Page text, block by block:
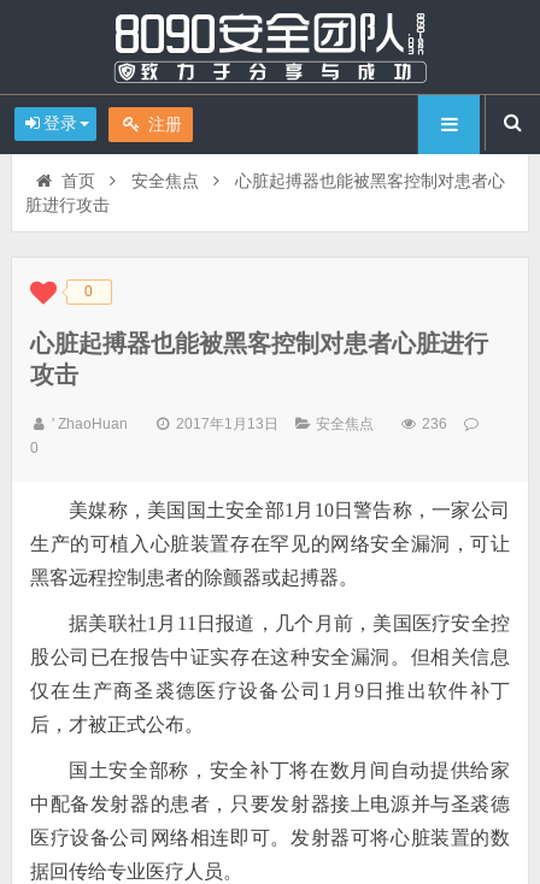
登录 注册
首页 安全焦点
心脏起搏器也能被黑客控制对患者心
脏进行攻击
◆◆ 0
心脏起搏器也能被黑客控制对患者心脏进行
攻击
' ZhaoHuan 2017年1月13日 安全焦点
236
0
美媒称，美国国土安全部1月10日警告称，一家公司
生产的可植入心脏装置存在罕见的网络安全漏洞，可让
黑客远程控制患者的除颤器或起搏器。
据美联社1月11日报道，几个月前，美国医疗安全控
股公司已在报告中证实存在这种安全漏洞。但相关信息
仅在生产商圣裘德医疗设备公司1月9日推出软件补丁
后，才被正式公布。
国土安全部称，安全补丁将在数月间自动提供给家
中配备发射器的患者，只要发射器接上电源并与圣裘德
医疗设备公司网络相连即可。发射器可将心脏装置的数
据回传给专业医疗人员。